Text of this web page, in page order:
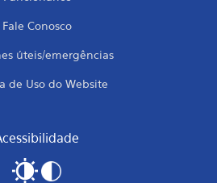
Fale Conosco
úteis/emergências
de Uso do Website